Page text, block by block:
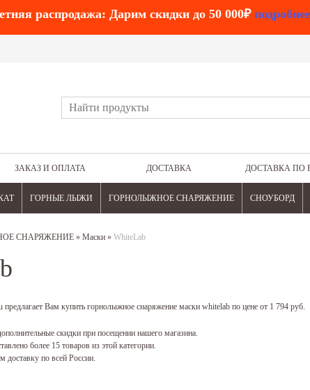
распродажа: Дарим скидки до 50 000₽ подробнее
ЗАКАЗ И ОПЛАТА ДОСТАВКА ДОСТАВКА ПО
ГОРНЫЕ ЛЫЖИ ГОРНОЛЫЖНОЕ СНАРЯЖЕНИЕ СНОУБОРД
СНАРЯЖЕНИЕ » Маски » WhiteLab
предлагает Вам купить горнолыжное снаряжение маски whitelab по цене от 1 794 руб.
скидки при посещении нашего магазина.
более 15 товаров из этой категории.
по всей России.